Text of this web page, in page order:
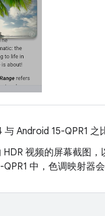
Android 15-QPR1 之
HDR 视频的屏幕截图
中，色调映射器